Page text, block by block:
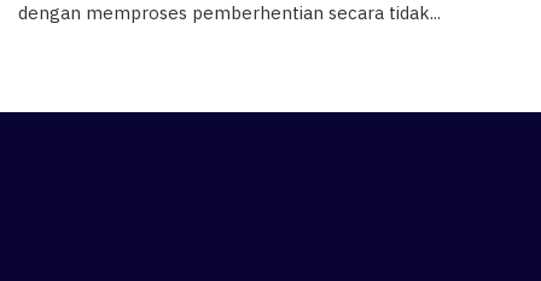
dengan memproses pemberhentian secara tidak...